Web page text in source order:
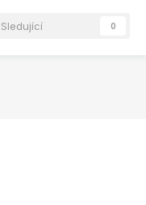
Sledující 0